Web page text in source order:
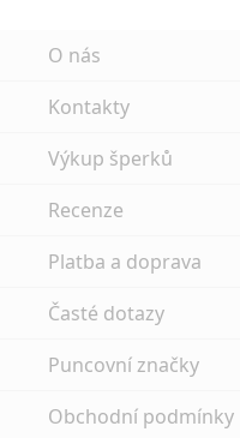
O nás
Kontakty
Výkup šperků
Recenze
Platba a doprava
Časté dotazy
Puncovní značky
Obchodní podmínky